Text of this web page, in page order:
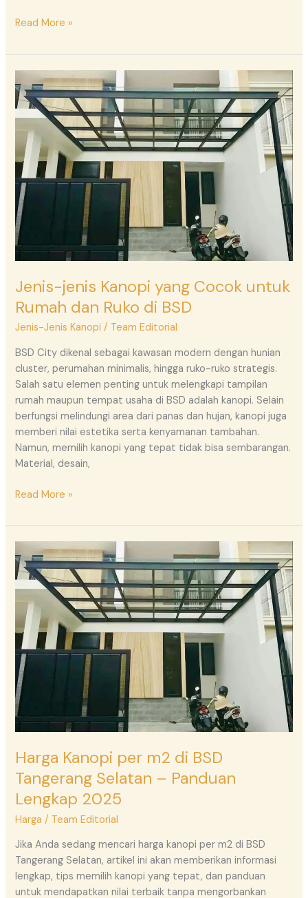
Read More »
Jenis-jenis Kanopi yang Cocok untuk
Rumah dan Ruko di BSD
Jenis-Jenis Kanopi / Team Editorial
BSD City dikenal sebagai kawasan modern dengan hunian
cluster, perumahan minimalis, hingga ruko-ruko strategis.
Salah satu elemen penting untuk melengkapi tampilan
rumah maupun tempat usaha di BSD adalah kanopi. Selain
berfungsi melindungi area dari panas dan hujan, kanopi juga
memberi nilai estetika serta kenyamanan tambahan.
Namun, memilih kanopi yang tepat tidak bisa sembarangan.
Material, desain,
Jenis-
jenis
Kanopi
Cocok
untuk
Rumah
dan
Ruko
di
BSD
Read More »
Harga Kanopi per m2 di BSD
Tangerang Selatan – Panduan
Lengkap 2025
Harga / Team Editorial
Jika Anda sedang mencari harga kanopi per m2 di BSD
Tangerang Selatan, artikel ini akan memberikan informasi
lengkap, tips memilih kanopi yang tepat, dan panduan
untuk mendapatkan nilai terbaik tanpa mengorbankan
Harga
Kanopi
per
BSD
Tangerang
Selatan
–
Panduan
Lengkap
2025